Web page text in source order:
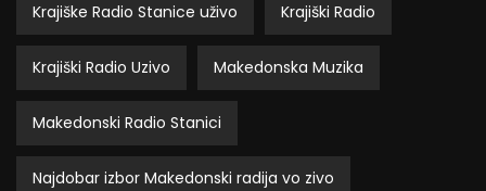
Krajiške Radio Stanice uživo Krajiški Radio
Krajiški Radio Uzivo Makedonska Muzika
Makedonski Radio Stanici
Najdobar izbor Makedonski radija vo zivo